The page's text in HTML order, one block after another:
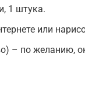
1 штука.
или
– по желанию,